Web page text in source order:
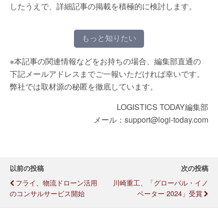
したうえで、詳細記事の掲載を積極的に検討します。
もっと知りたい
※本記事の関連情報などをお持ちの場合、編集部直通の
下記メールアドレスまでご一報いただければ幸いです。
弊社では取材源の秘匿を徹底しています。
LOGISTICS TODAY編集部
メール：support@logi-today.com
以前の投稿
フライ、物流ドローン活用
のコンサルサービス開始
次の投稿
川崎重工、「グローバル・イノ
ベーター 2024」受賞